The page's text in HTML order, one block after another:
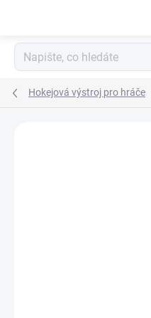
Hokejová výstroj pro hráče